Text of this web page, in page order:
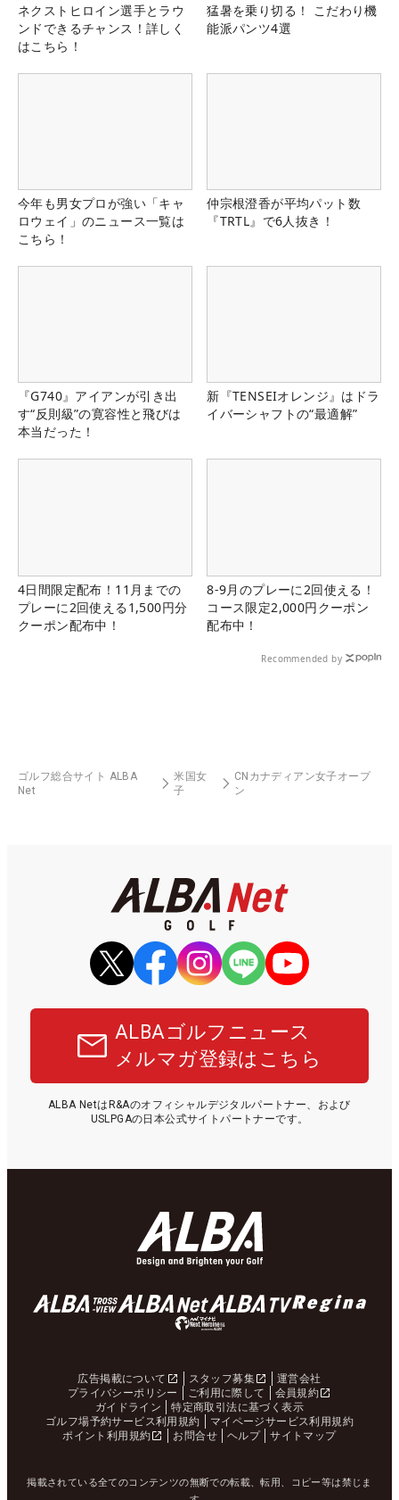
ネクストヒロイン選手とラウ
ンドできるチャンス！詳しく
はこちら！
猛暑を乗り切る！ こだわり機
能派パンツ4選
今年も男女プロが強い「キャ
ロウェイ」のニュース一覧は
こちら！
仲宗根澄香が平均パット数
『TRTL』で6人抜き！
『G740』アイアンが引き出
す“反則級”の寛容性と飛びは
本当だった！
新『TENSEIオレンジ』はドラ
イバーシャフトの“最適解”
4日間限定配布！11月までの
プレーに2回使える1,500円分
クーポン配布中！
8-9月のプレーに2回使える！
コース限定2,000円クーポン
配布中！
Recommended by
ゴルフ総合サイト ALBA
Net
米国女
子
CNカナディアン女子オープ
ン
ALBAゴルフニュース
メルマガ登録はこちら
ALBA NetはR&Aのオフィシャルデジタルパートナー、および
USLPGAの日本公式サイトパートナーです。
広告掲載について スタッフ募集
運営会社
プライバシーポリシー
ご利用に際して
会員規約
ガイドライン
特定商取引法に基づく表示
ゴルフ場予約サービス利用規約
マイページサービス利用規約
ポイント利用規約
お問合せ ヘルプ サイトマップ
掲載されている全てのコンテンツの無断での転載、転用、コピー等は禁じま